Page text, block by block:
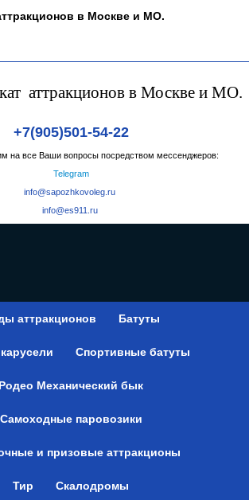
в Москве и МО.
аттракционов в Москве и МО.
+7(905)501-54-22
на все Ваши вопросы посредством мессенджеров:
Telegram
info@sapozhkovoleg.ru
info@es911.ru
аттракционов Батуты
Спортивные батуты
Родео Механический бык
Самоходные паровозики
и призовые аттракционы
Тир Скалодромы